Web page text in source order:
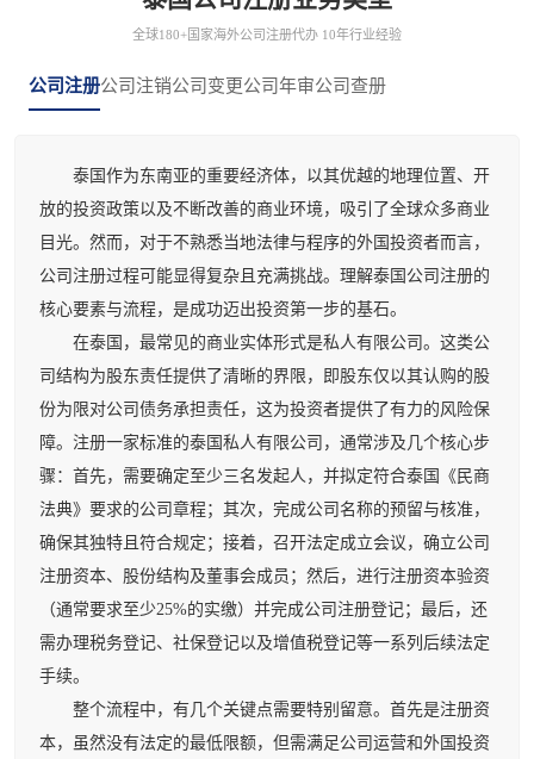
全球180+国家海外公司注册代办 10年行业经验
公司注册公司注销公司变更公司年审公司查册
泰国作为东南亚的重要经济体，以其优越的地理位置、开
放的投资政策以及不断改善的商业环境，吸引了全球众多商业
目光。然而，对于不熟悉当地法律与程序的外国投资者而言，
公司注册过程可能显得复杂且充满挑战。理解泰国公司注册的
核心要素与流程，是成功迈出投资第一步的基石。
在泰国，最常见的商业实体形式是私人有限公司。这类公
司结构为股东责任提供了清晰的界限，即股东仅以其认购的股
份为限对公司债务承担责任，这为投资者提供了有力的风险保
障。注册一家标准的泰国私人有限公司，通常涉及几个核心步
骤：首先，需要确定至少三名发起人，并拟定符合泰国《民商
法典》要求的公司章程；其次，完成公司名称的预留与核准，
确保其独特且符合规定；接着，召开法定成立会议，确立公司
注册资本、股份结构及董事会成员；然后，进行注册资本验资
（通常要求至少25%的实缴）并完成公司注册登记；最后，还
需办理税务登记、社保登记以及增值税登记等一系列后续法定
手续。
整个流程中，有几个关键点需要特别留意。首先是注册资
本，虽然没有法定的最低限额，但需满足公司运营和外国投资